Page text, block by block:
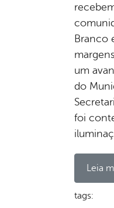
Branco
um
do
foi
Leia
tags: